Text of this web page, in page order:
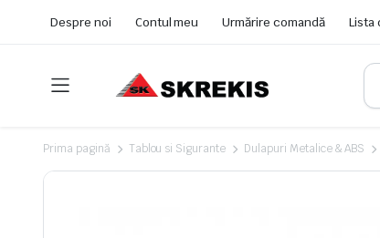
Despre noi Contul meu Urmărire comandă Lista
Prima pagină Tablou si Sigurante Dulapuri Metalice & ABS